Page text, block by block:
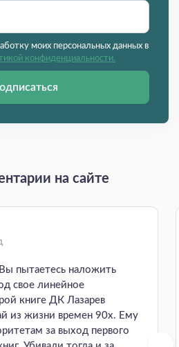
моих персональных данных в
конфиденциальности.
на сайте
пытаетесь наложить
свое линейное
книге ДК Лазарев
из жизни времен 90х. Ему
за выход первого